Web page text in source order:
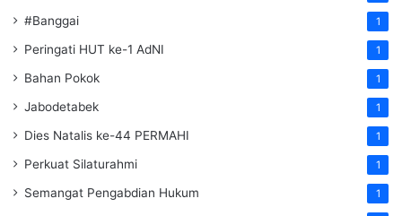
#Banggai 1
Peringati HUT ke-1 AdNI 1
Bahan Pokok 1
Jabodetabek 1
Dies Natalis ke-44 PERMAHI 1
Perkuat Silaturahmi 1
Semangat Pengabdian Hukum 1